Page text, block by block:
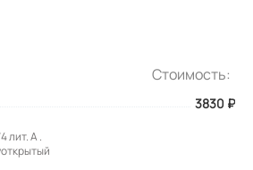
Стоимость:
3830 ₽
лит. А .